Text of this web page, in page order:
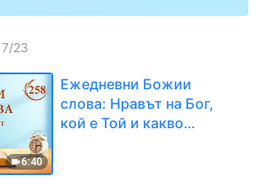
/23
6:40
Ежедневни Божии
слова: Нравът на Бог,
кой е Той и какво